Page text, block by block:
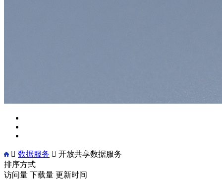
 数据服务  开放共享数据服务
排序方式
访问量 下载量 更新时间